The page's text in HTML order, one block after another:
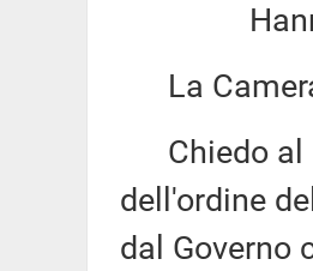
Hanno
La
Chiedo al
dell'ordine
dal Governo